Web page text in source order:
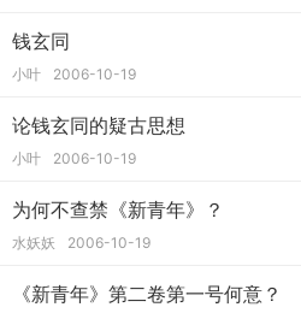
钱玄同
小叶 2006-10-19
论钱玄同的疑古思想
小叶 2006-10-19
为何不查禁《新青年》？
水妖妖 2006-10-19
《新青年》第二卷第一号何意？